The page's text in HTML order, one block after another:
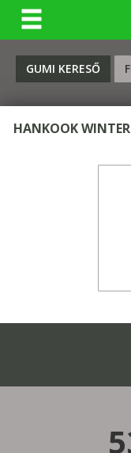
GUMI KERESŐ
HANKOOK